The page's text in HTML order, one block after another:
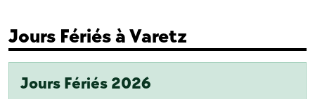
Jours Fériés à Varetz
Jours Fériés 2026